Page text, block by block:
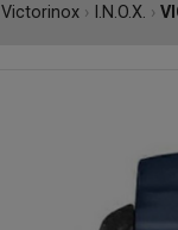
Victorinox › I.N.O.X. ›